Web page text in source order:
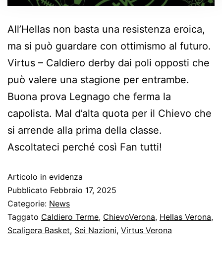
All’Hellas non basta una resistenza eroica,
ma si può guardare con ottimismo al futuro.
Virtus – Caldiero derby dai poli opposti che
può valere una stagione per entrambe.
Buona prova Legnago che ferma la
capolista. Mal d’alta quota per il Chievo che
si arrende alla prima della classe.
Ascoltateci perché così Fan tutti!
Articolo in evidenza
Pubblicato Febbraio 17, 2025
Categorie: News
Taggato Caldiero Terme, ChievoVerona, Hellas Verona,
Scaligera Basket, Sei Nazioni, Virtus Verona